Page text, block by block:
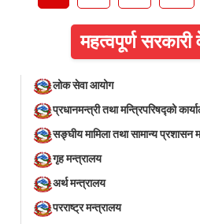
महत्वपूर्ण
लोक सेवा आयोग
प्रधानमन्त्री तथा मन्त्रिपरिषद्को
सङ्घीय मामिला तथा सामान्य प्रशासन
गृह मन्त्रालय
अर्थ मन्त्रालय
परराष्ट्र मन्त्रालय